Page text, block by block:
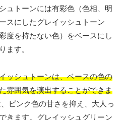
ュトーンには有彩色（色相、明
スにしたグレイッシュトーン
度を持たない色）をベースにし
ます。
ッシュトーンは、ベースの色の
雰囲気を演出することができま
ピンク色の甘さを抑え、大人っ
きます。グレイッシュグリーン